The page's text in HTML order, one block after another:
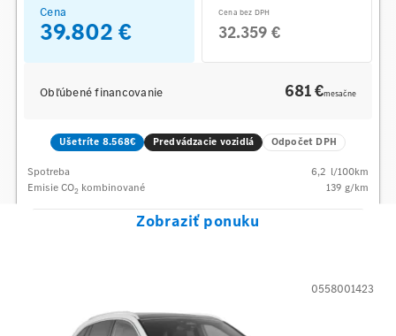
Cena
39.802 €
Cena bez DPH
32.359 €
Obľúbené financovanie 681 €mesačne
Ušetríte 8.568€ Predvádzacie vozidlá Odpočet DPH
Spotreba 6,2 l/100km
Emisie CO2 kombinované 139 g/km
Zobraziť ponuku
0558001423